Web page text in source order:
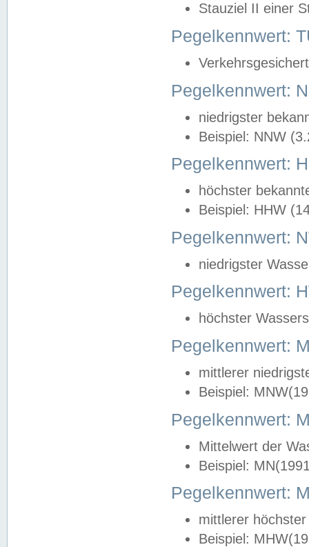
Stauziel II einer
Pegelkennwert:
Pegelkennwert:
niedrigster
Beispiel: NNW
Pegelkennwert:
höchster
Beispiel: HHW
Pegelkennwert:
niedrigster
Pegelkennwert:
höchster
Pegelkennwert:
mittlerer
Beispiel:
Pegelkennwert:
Mittelwert der
Beispiel:
Pegelkennwert:
mittlerer
Beispiel: